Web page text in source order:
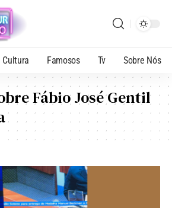
Cultura Famosos Tv Sobre Nós
Fábio José Gentil